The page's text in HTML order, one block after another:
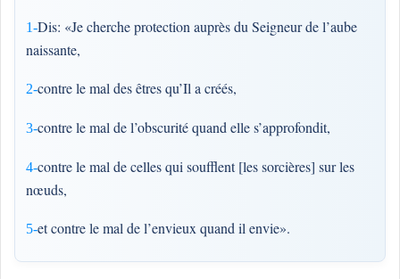
1-Dis: «Je cherche protection auprès du Seigneur de l’aube
naissante,
2-contre le mal des êtres qu’Il a créés,
3-contre le mal de l’obscurité quand elle s’approfondit,
4-contre le mal de celles qui soufflent [les sorcières] sur les
nœuds,
5-et contre le mal de l’envieux quand il envie».